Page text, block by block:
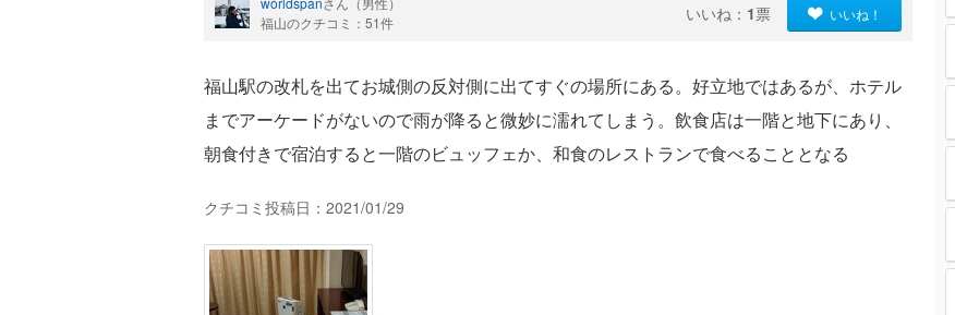
福山のクチコミ：51件
いいね： 1票 いいね！
福山駅の改札を出てお城側の反対側に出てすぐの場所にある。好立地ではあるが、ホテル
までアーケードがないので雨が降ると微妙に濡れてしまう。飲食店は一階と地下にあり、
朝食付きで宿泊すると一階のビュッフェか、和食のレストランで食べることとなる
クチコミ投稿日：2021/01/29